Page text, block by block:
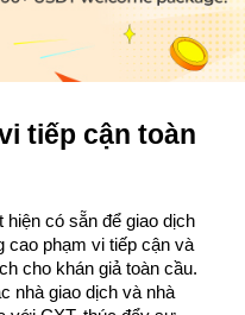
hàng đầu
tiếp cận toàn
hiện có sẵn để giao dịch
cao phạm vi tiếp cận và
cho khán giả toàn cầu.
nhà giao dịch và nhà